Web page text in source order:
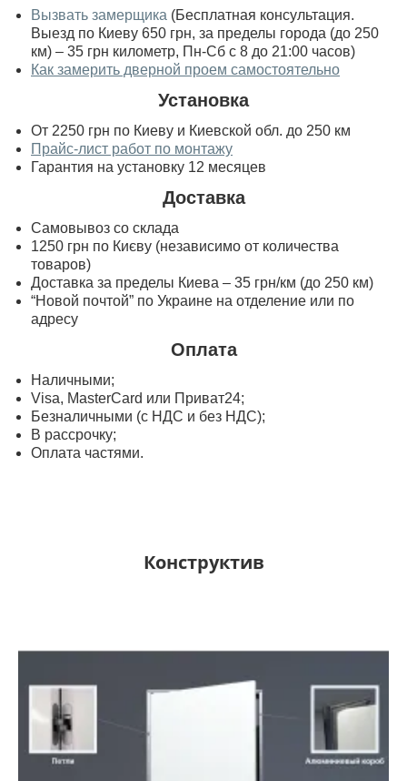
Вызвать замерщика (Бесплатная консультация.
Выезд по Киеву 650 грн, за пределы города (до 250
км) – 35 грн километр, Пн-Сб с 8 до 21:00 часов)
Как замерить дверной проем самостоятельно
Установка
От 2250 грн по Киеву и Киевской обл. до 250 км
Прайс-лист работ по монтажу
Гарантия на установку 12 месяцев
Доставка
Самовывоз со склада
1250 грн по Києву (независимо от количества
товаров)
Доставка за пределы Киева – 35 грн/км (до 250 км)
“Новой почтой” по Украине на отделение или по
адресу
Оплата
Наличными;
Visa, MasterСard или Приват24;
Безналичными (с НДС и без НДС);
В рассрочку;
Оплата частями.
Конструктив